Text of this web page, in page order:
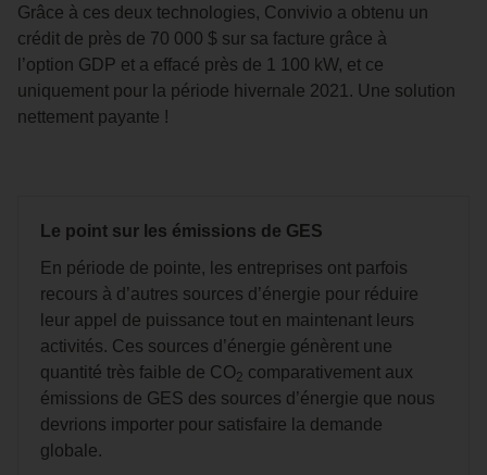
Grâce à ces deux technologies, Convivio a obtenu un
crédit de près de 70 000 $ sur sa facture grâce à
l’option GDP et a effacé près de 1 100 kW, et ce
uniquement pour la période hivernale 2021. Une solution
nettement payante !
Le point sur les émissions de GES
En période de pointe, les entreprises ont parfois
recours à d’autres sources d’énergie pour réduire
leur appel de puissance tout en maintenant leurs
activités. Ces sources d’énergie génèrent une
quantité très faible de CO2 comparativement aux
émissions de GES des sources d’énergie que nous
devrions importer pour satisfaire la demande
globale.